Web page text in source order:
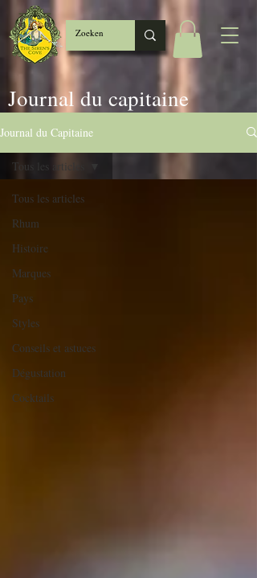
Journal du capitaine
Journal du Capitaine
Tous les articles
Rhum
Histoire
Marques
Pays
Styles
Conseils et astuces
Dégustation
Cocktails
Tous les articles